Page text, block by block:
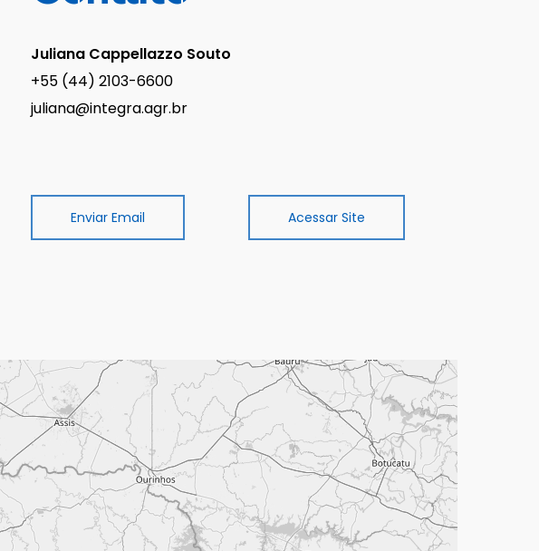
Juliana Cappellazzo Souto
+55 (44) 2103-6600
juliana@integra.agr.br
Enviar Email Acessar Site